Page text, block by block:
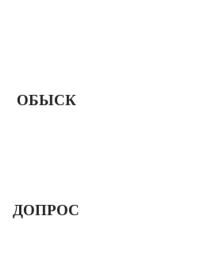
ОБЫСК
ДОПРОС